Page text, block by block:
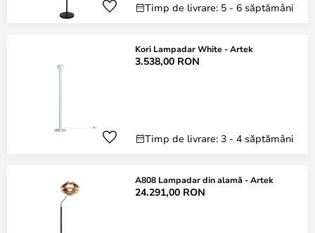
Timp de livrare: 5 - 6 săptămâni
Kori Lampadar White - Artek
3.538,00 RON
Timp de livrare: 3 - 4 săptămâni
A808 Lampadar din alamă - Artek
24.291,00 RON